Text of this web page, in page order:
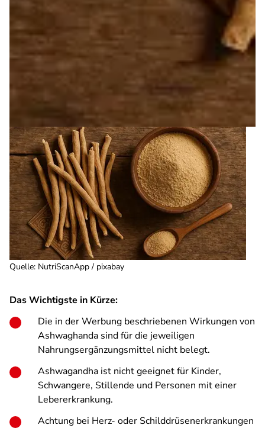
Quelle: NutriScanApp / pixabay
Das Wichtigste in Kürze:
Die in der Werbung beschriebenen Wirkungen von
Ashwaghanda sind für die jeweiligen
Nahrungsergänzungsmittel nicht belegt.
Ashwagandha ist nicht geeignet für Kinder,
Schwangere, Stillende und Personen mit einer
Lebererkrankung.
Achtung bei Herz- oder Schilddrüsenerkrankungen